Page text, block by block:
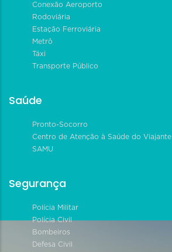
Conexão Aeroporto
Rodoviária
Estação Ferroviária
Metrô
Táxi
Transporte Público
Saúde
Pronto-Socorro
Centro de Atenção à Saúde do Viajante
SAMU
Segurança
Polícia Militar
Polícia Civil
Bombeiros
Defesa Civil